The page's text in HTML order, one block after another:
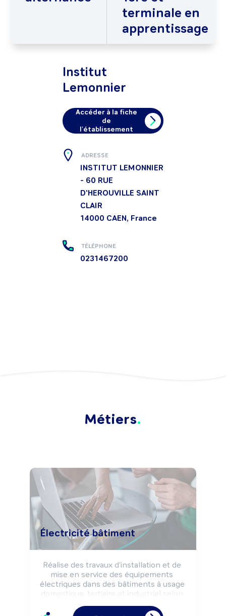
terminale en
apprentissage
Institut
Lemonnier
Accéder à la fiche
de
l'établissement
ADRESSE
INSTITUT LEMONNIER
- 60 RUE
D'HEROUVILLE SAINT
CLAIR
14000 CAEN, France
TÉLÉPHONE
0231467200
Métiers
Électricité bâtiment
Réalise des travaux d'installation et de
mise en service des équipements
électriques dans des bâtiments à usage
domestique, tertiaire et industriel selon
Peut câbler et raccorder des